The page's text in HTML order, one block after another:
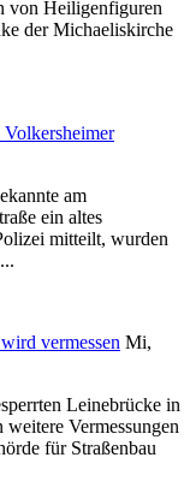
von Heiligenfiguren
der Michaeliskirche
am
ein altes
mitteilt, wurden
vermessen Mi,
Leinebrücke in
Vermessungen
für Straßenbau